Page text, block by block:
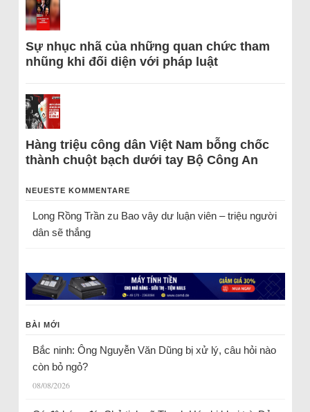
Sự nhục nhã của những quan chức tham
nhũng khi đối diện với pháp luật
Hàng triệu công dân Việt Nam bỗng chốc
thành chuột bạch dưới tay Bộ Công An
NEUESTE KOMMENTARE
Long Rồng Trầnzu Bao vây dư luận viên – triệu người
dân sẽ thắng
BÀI MỚI
Bắc ninh: Ông Nguyễn Văn Dũng bị xử lý, câu hỏi nào
còn bỏ ngỏ?
08/08/2026